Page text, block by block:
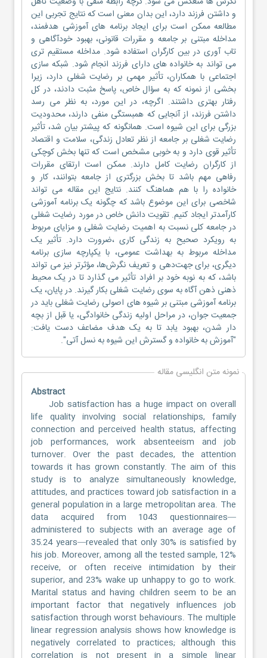
و داشتن فرزند دارد، این بدان معنی است که نتایج تجربی این
مطالعه ممکن است برای ایجاد برنامه های آموزشی هدفمند،
مداخله مبتنی بر جامعه و مقررات قانونی، بهبود خودآگاهی و
تاب آوری در بین کارگران استفاده شود. مداخله مستقیم تری
می تواند به خانواده های دارای فرزند انجام شود. شبکه سازی
اجتماعی با همکاران، تأثیر مهمی بر رضایت شغلی دارد، زیرا
بخشی از نمونه که به سؤال خاص، پاسخ مثبت دادند، در کل
رفتار بهتری داشتند. اگرچه، در این مورد، به نظر می رسد
داشتن فرزند، از آنجایی که همبستگی منفی دارند، محدودیت
بزرگی برای این شیوه است. همانگونه که پیشتر بیان شد، تأثیر
رضایت شغلی بر جامعه از نظر تعادل زندگی، سلامت و اقتصاد
تأثیر قوی دارد و به خوبی مشخص است که تنها بخش کوچکی
از کارگران رضایت کامل دارند. ممکن است ارتقای مقررات
رفاهی مهم باشد تا بخش بزرگتری از جامعه بتوانند، کار و
خانواده را با هم هماهنگ کنند. نتایج این مقاله می تواند
شاخصی برای این موضوع باشد که چگونه یک برنامه آموزشی
کارآمدتر ایجاد کنیم. تقویت دانش خاص در مورد رضایت شغلی
در جامعه کلی نسبت به اهمیت رضایت شغلی و مزایای مربوط
به رویکرد صحیح به زندگی کاری ،ضرورت دارد. تأثیر یک
مداخله مربوط به بهداشت عمومی، با یکپارچه سازی برنامه
دیگری، برای جهت‌دهی و تعریف نگرش‌ها، مؤثرتر نیز می تواند
باشد، که به نوبه خود بر افراد تأثیر می گذارد تا در یک محیط
ذهنی ذهن آگاه به سوی رضایت شغلی بکار گیرند. در پایان، یک
برنامه آموزشی مبتنی بر شیوه های اصولی رضایت شغلی باید در
جمعیت جوان، در مراحل اولیه زندگی خانوادگی، یا قبل از بچه
دار شدن، بهبود یابد تا به یک هدف مضاعف دست یافت:
"آموزش به خانواده و گسترش این شیوه به نسل آتی".
نمونه متن انگلیسی مقاله
Abstract
Job satisfaction has a huge impact on overall
life quality involving social relationships, family
connection and perceived health status, affecting
job performances, work absenteeism and job
turnover. Over the past decades, the attention
towards it has grown constantly. The aim of this
study is to analyze simultaneously knowledge,
attitudes, and practices toward job satisfaction in a
general population in a large metropolitan area. The
data acquired from 1043 questionnaires—
administered to subjects with an average age of
35.24 years—revealed that only 30% is satisfied by
his job. Moreover, among all the tested sample, 12%
receive, or often receive intimidation by their
superior, and 23% wake up unhappy to go to work.
Marital status and having children seem to be an
important factor that negatively influences job
satisfaction through worst behaviours. The multiple
linear regression analysis shows how knowledge is
negatively correlated to practices; although this